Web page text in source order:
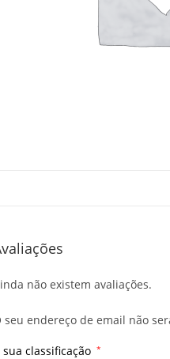
não existem avaliações.
seu endereço de email não
sua classificação *